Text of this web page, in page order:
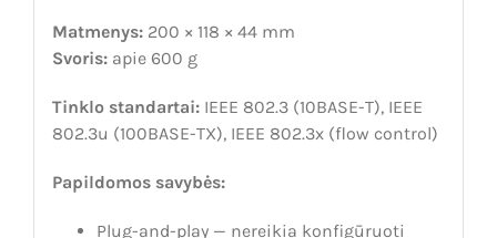
Matmenys:200 × 118 × 44 mm
Svoris:apie 600 g
Tinklo standartai:IEEE 802.3 (10BASE-T), IEEE
802.3u (100BASE-TX), IEEE 802.3x (flow control)
Papildomos savybės:
Plug-and-play — nereikia konfigūruoti